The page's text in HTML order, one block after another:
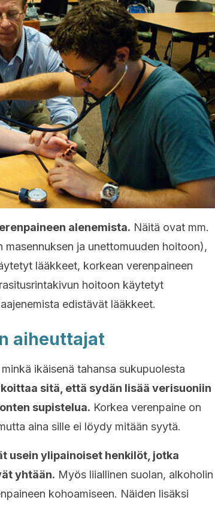
alenemista. Näitä ovat mm.
ja unettomuuden hoitoon),
lääkkeet, korkean verenpaineen
hoitoon käytetyt
edistävät lääkkeet.
aiheuttajat
ikäisenä tahansa sukupuolesta
sitä, että sydän lisää verisuoniin
supistelua. Korkea verenpaine on
aina sille ei löydy mitään syytä.
usein ylipainoiset henkilöt, jotka
yhtään. Myös liiallinen suolan, alkoholin
kohoamiseen. Näiden lisäksi